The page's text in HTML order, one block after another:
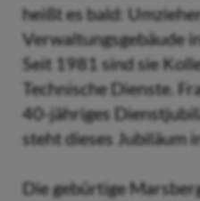
heißt es bald:
Verwaltungsgebäude
Seit 1981 sind sie
Technische Dienste.
40-jähriges
steht dieses Jubiläum
Die gebürtige